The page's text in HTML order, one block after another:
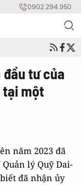
0902.294.950
tư của
tại một
năm 2023 đã
lý Quỹ Dai-
đã nhận ủy